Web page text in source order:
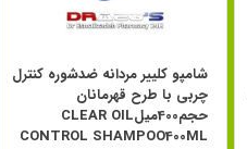
شامپو کلییر مردانه ضدشوره کنترل
چربی با طرح قهرمانان
حجم400میلCLEAR OIL
CONTROL SHAMPOO400ML